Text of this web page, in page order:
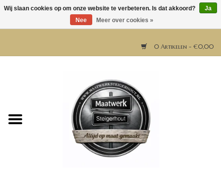
0 Artikelen - €0,00
Horeca meubels
Wij slaan cookies op om onze website te verbeteren. Is dat akkoord?
Ja
Nee
Meer over cookies »